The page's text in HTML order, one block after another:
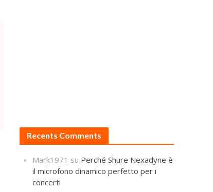
Recents Comments
Mark1971 su Perché Shure Nexadyne è
il microfono dinamico perfetto per i
concerti